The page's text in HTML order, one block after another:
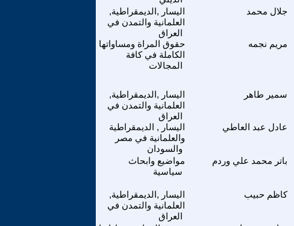
اليسار ,الديمقراطية,
العلمانية والتمدن في
العراق
جلال محمد
حقوق المراة ومساواتها
الكاملة في كافة
المجالات
مريم نجمه
اليسار ,الديمقراطية,
العلمانية والتمدن في
العراق
سمير طاهر
اليسار , الديمقراطية
والعلمانية في مصر
والسودان
عادل عبد العاطي
مواضيع وابحاث
سياسية
باتر محمد علي وردم
اليسار ,الديمقراطية,
العلمانية والتمدن في
العراق
كاظم حبيب